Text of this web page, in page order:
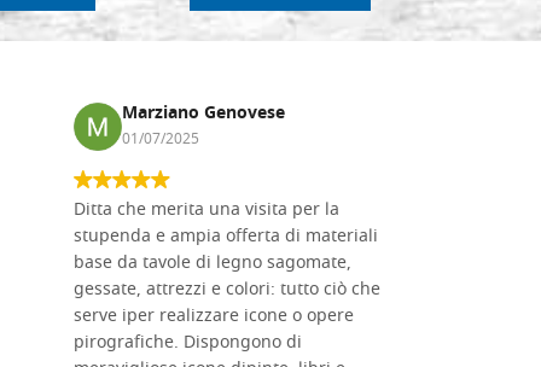
Marziano Genovese
01/07/2025
Ditta che merita una visita per la
stupenda e ampia offerta di materiali
base da tavole di legno sagomate,
gessate, attrezzi e colori: tutto ciò che
serve iper realizzare icone o opere
pirografiche. Dispongono di